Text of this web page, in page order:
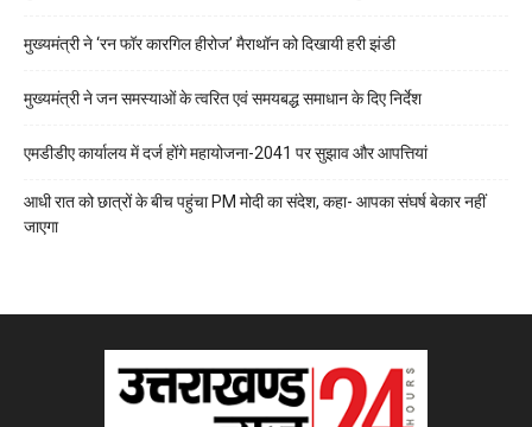
मुख्यमंत्री ने ‘रन फॉर कारगिल हीरोज’ मैराथॉन को दिखायी हरी झंडी
मुख्यमंत्री ने जन समस्याओं के त्वरित एवं समयबद्ध समाधान के दिए निर्देश
एमडीडीए कार्यालय में दर्ज होंगे महायोजना-2041 पर सुझाव और आपत्तियां
आधी रात को छात्रों के बीच पहुंचा PM मोदी का संदेश, कहा- आपका संघर्ष बेकार नहीं
जाएगा